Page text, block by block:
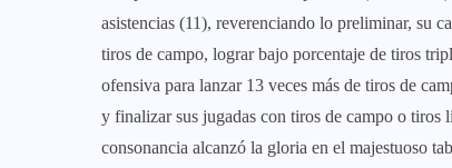
asistencias (11), reverenciando lo preliminar, su
tiros de campo, lograr bajo porcentaje de tiros
ofensiva para lanzar 13 veces más de tiros de
y finalizar sus jugadas con tiros de campo o tiros
consonancia alcanzó la gloria en el majestuoso